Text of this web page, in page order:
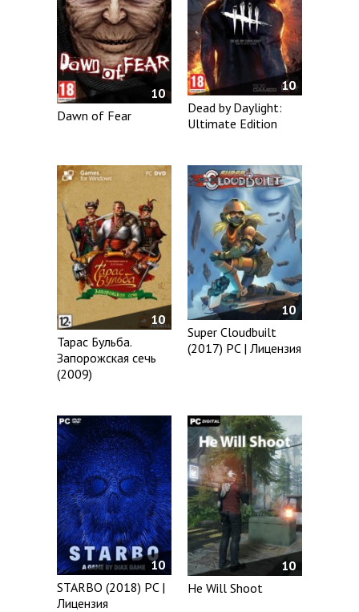
10
Dawn of Fear
10
Dead by Daylight:
Ultimate Edition
10
Тарас Бульба.
Запорожская сечь
(2009)
10
Super Cloudbuilt
(2017) PC | Лицензия
10
STARBO (2018) PC |
Лицензия
10
He Will Shoot